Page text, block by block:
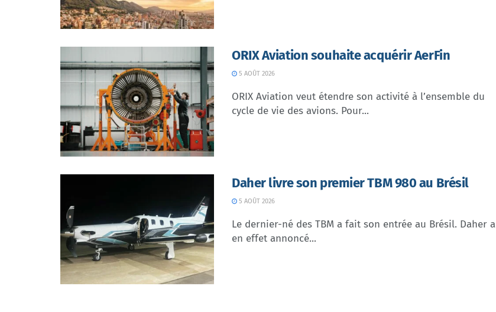
ORIX Aviation souhaite acquérir AerFin
5 AOÛT 2026
ORIX Aviation veut étendre son activité à l’ensemble du
cycle de vie des avions. Pour...
Daher livre son premier TBM 980 au Brésil
5 AOÛT 2026
Le dernier-né des TBM a fait son entrée au Brésil. Daher a
en effet annoncé...